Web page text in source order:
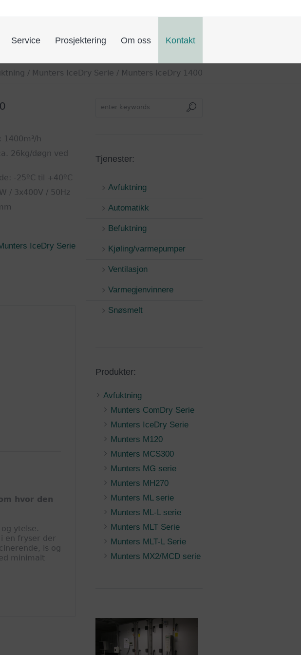
Service Prosjektering Om oss Kontakt
/ Munters IceDry Serie / Munters IceDry 1400
1400m³/h
26kg/døgn ved
-25ºC til +40ºC
/ 3x400V / 50Hz
IceDry Serie
hvor den
ytelse.
en fryser der
is og
minimalt
Tjenester:
Avfuktning
Automatikk
Befuktning
Kjøling/varmepumper
Ventilasjon
Varmegjenvinnere
Snøsmelt
Produkter:
Avfuktning
Munters ComDry Serie
Munters IceDry Serie
Munters M120
Munters MCS300
Munters MG serie
Munters MH270
Munters ML serie
Munters ML-L serie
Munters MLT Serie
Munters MLT-L Serie
Munters MX2/MCD serie